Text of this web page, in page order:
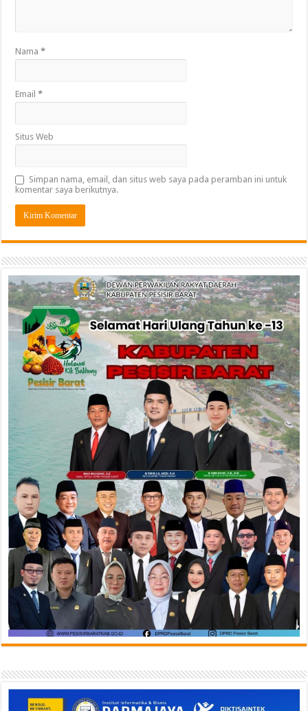
Nama*
Email*
Situs Web
Simpan nama, email, dan situs web saya pada peramban ini untuk
komentar saya berikutnya.